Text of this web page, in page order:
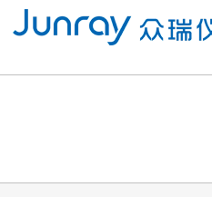
好色先生污版,下载好色先生TV,好色